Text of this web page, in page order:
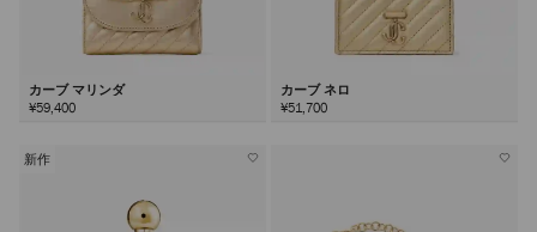
カーブ マリンダ
¥59,400
カーブ ネロ
¥51,700
新作